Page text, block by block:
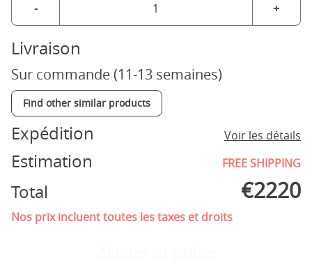
- +
Livraison
Sur commande (11-13 semaines)
Find other similar products
Expédition Voir les détails
Estimation FREE SHIPPING
Total €2220
Nos prix incluent toutes les taxes et droits